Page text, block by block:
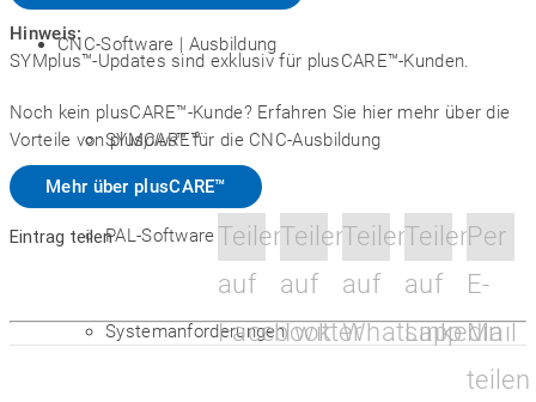
CNC-Software | Ausbildung
SYMplus™ für die CNC-Ausbildung
PAL-Software
Systemanforderungen
Hinweis:
SYMplus™-Updates sind exklusiv für plusCARE™-Kunden.
Noch kein plusCARE™-Kunde? Erfahren Sie hier mehr über die
Vorteile von plusCARE™:
Mehr über plusCARE™
Eintrag teilen
Teilen
auf
Facebook
Teilen
auf
Twitter
Teilen
auf
Whatsapp
Teilen
auf
Linkedin
Per
E-
Mail
teilen